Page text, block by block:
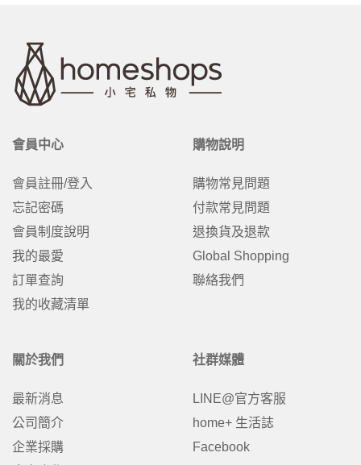
會員中心
會員註冊/登入
忘記密碼
會員制度說明
我的最愛
訂單查詢
我的收藏清單
購物說明
購物常見問題
付款常見問題
退換貨及退款
Global Shopping
聯絡我們
關於我們
最新消息
公司簡介
企業採購
社群媒體
LINE@官方客服
home+ 生活誌
Facebook